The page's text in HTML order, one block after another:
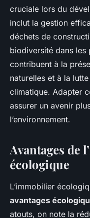
cruciale lors du
inclut la gestion
déchets de
biodiversité dans les
contribuent à la
naturelles et à la
climatique. Adapter
assurer un avenir
l’environnement.
Avantages de
écologique
L’immobilier
avantages
atouts, on note la